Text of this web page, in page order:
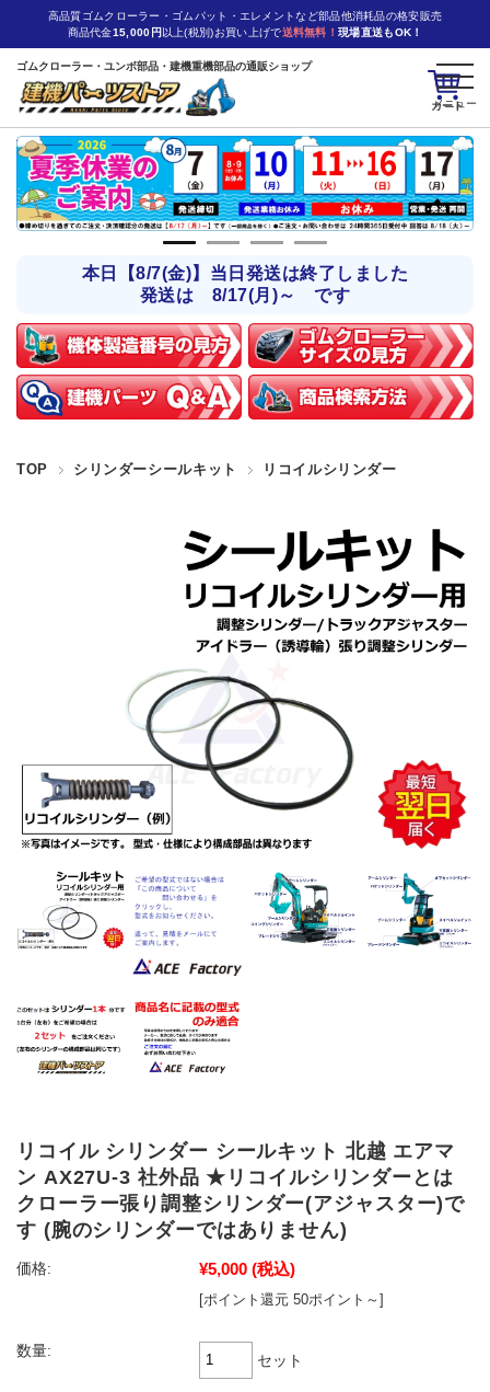
カート
高品質ゴムクローラー・ゴムパット・エレメントなど部品他消耗品の格安販売
商品代金15,000円 以上(税別)お買い上げで送料無料！ 現場直送もOK！
ゴムクローラー・ユンボ部品・建機重機部品の通販ショップ
本日【8/7(金)】当日発送は終了しました
発送は 8/17(月)～ です
TOP シリンダーシールキット リコイルシリンダー
リコイル シリンダー シールキット 北越 エアマ
ン AX27U-3 社外品 ★リコイルシリンダーとは
クローラー張り調整シリンダー(アジャスター)で
す (腕のシリンダーではありません)
価格: ¥5,000 (税込)
[ポイント還元 50ポイント～]
数量:
セット